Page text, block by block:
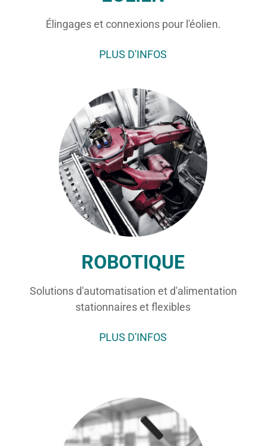
Élingages et connexions pour l'éolien.
PLUS D'INFOS
ROBOTIQUE
Solutions d'automatisation et d'alimentation
stationnaires et flexibles
PLUS D'INFOS